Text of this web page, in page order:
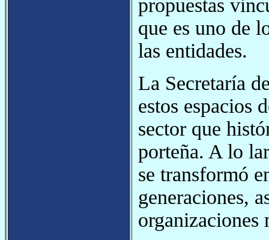
propuestas
que es uno de
las entidades.
La Secretaría
estos espacios
sector que
porteña. A lo
se transformó
generaciones,
organizaciones